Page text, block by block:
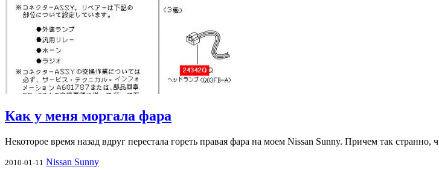
Как у меня моргала фара
Некоторое время назад вдруг перестала гореть правая фара на моем Nissan Sunny. Причем так странно, ч
2010-01-11 Nissan Sunny